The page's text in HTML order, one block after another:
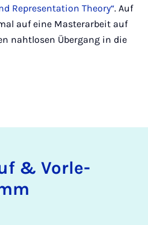
Representation Theory“. Auf
auf eine Masterarbeit auf
nahtlosen Übergang in die
& Vor­le­